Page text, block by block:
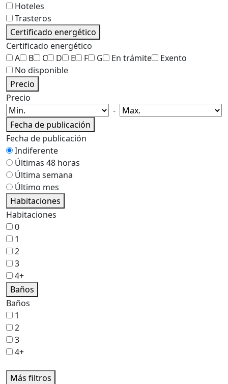
Hoteles
Trasteros
Certificado energético
Certificado energético
A
B C D E F G En trámite
Exento
No disponible
Precio
Precio
-
Fecha de publicación
Fecha de publicación
Indiferente
Últimas 48 horas
Última semana
Último mes
Habitaciones
Habitaciones
0
1
2
3
4+
Baños
Baños
1
2
3
4+
Más filtros